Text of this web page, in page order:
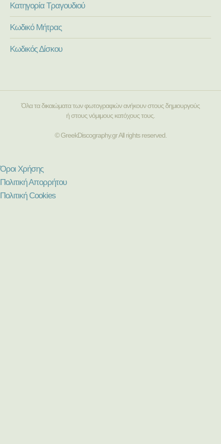
Κατηγορία Τραγουδιού
Κωδικό Μήτρας
Κωδικός Δίσκου
Όλα τα δικαιώματα των φωτογραφιών ανήκουν στους δημιουργούς
ή στους νόμιμους κατόχους τους.
© GreekDiscography.gr All rights reserved.
Όροι Χρήσης
Πολιτική Απορρήτου
Πολιτική Cookies